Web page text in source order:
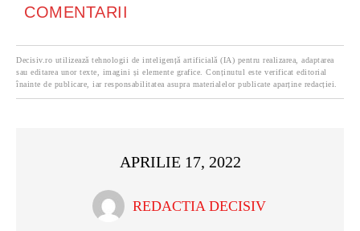
COMENTARII
Decisiv.ro utilizează tehnologii de inteligență artificială (IA) pentru realizarea, adaptarea
sau editarea unor texte, imagini și elemente grafice. Conținutul este verificat editorial
înainte de publicare, iar responsabilitatea asupra materialelor publicate aparține redacției.
APRILIE 17, 2022
REDACTIA DECISIV